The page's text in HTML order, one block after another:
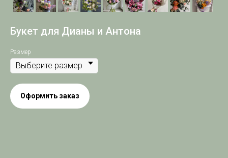
Букет для Дианы и Антона
Размер
Оформить заказ